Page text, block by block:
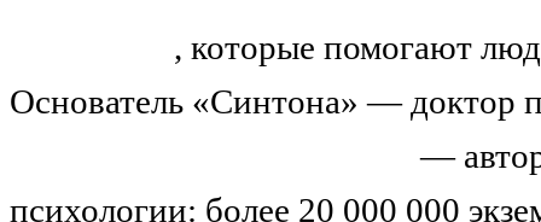
, которые помогают
Основатель «Синтона» — доктор
—
психологии: более 20 000 000